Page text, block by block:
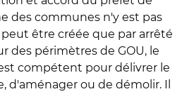
des communes n'y est pas
peut être créée que par arrêté
des périmètres de GOU, le
compétent pour délivrer le
d'aménager ou de démolir. Il